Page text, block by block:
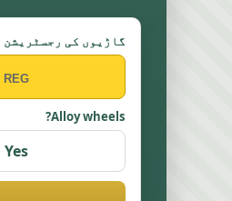
گاڑیوں کی رجسٹریشن
Alloy wheels?
Yes